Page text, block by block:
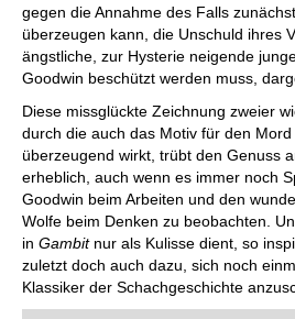
gegen die Annahme des Falls
überzeugen kann, die Unschuld ihres
ängstliche, zur Hysterie neigende
Goodwin beschützt werden muss,
Diese missglückte Zeichnung zweier
durch die auch das Motiv für den
überzeugend wirkt, trübt den Genuss
erheblich, auch wenn es immer noch
Goodwin beim Arbeiten und den
Wolfe beim Denken zu beobachten.
in Gambitnur als Kulisse dient, so
zuletzt doch auch dazu, sich noch
Klassiker der Schachgeschichte